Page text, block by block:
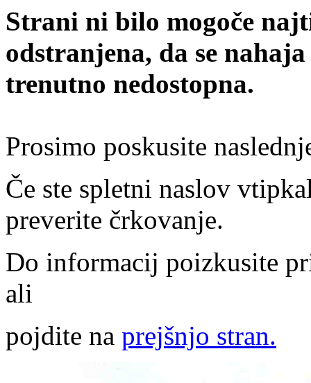
Strani ni bilo mogoče
odstranjena, da se
trenutno nedostopna.
Prosimo poskusite
Če ste spletni naslov
preverite črkovanje.
Do informacij poizkusite
ali
pojdite na prejšnjo stran.